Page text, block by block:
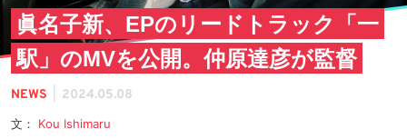
眞名子新、EPのリードトラック「一
駅」のMVを公開。仲原達彦が監督
NEWS 2024.05.08
文： Kou Ishimaru